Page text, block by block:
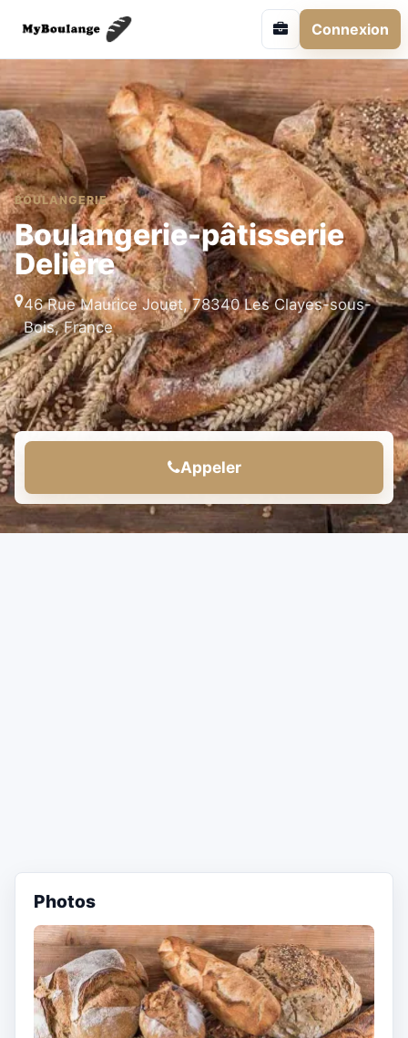
Connexion
BOULANGERIE
Boulangerie-pâtisserie
Delière
46 Rue Maurice Jouet, 78340 Les Clayes-sous-
Bois, France
Appeler
Photos